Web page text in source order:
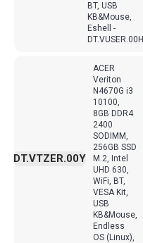
BT, USB
KB&Mouse,
Eshell -
DT.VUSER.00H
ACER
Veriton
N4670G i3
10100,
8GB DDR4
2400
SODIMM,
256GB SSD
M.2, Intel
UHD 630,
WiFi, BT,
VESA Kit,
USB
KB&Mouse,
Endless
OS (Linux),
DT.VTZER.00Y